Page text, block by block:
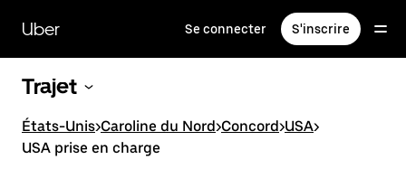
contenu
principal
Uber Se connecter S'inscrire
Trajet
États-Unis>Caroline du Nord>Concord>USA>
USA prise en charge